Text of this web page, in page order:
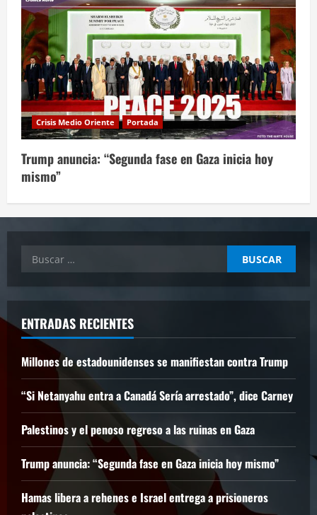
Crisis Medio Oriente Portada
Trump anuncia: “Segunda fase en Gaza inicia hoy
mismo”
Buscar:
ENTRADAS RECIENTES
Millones de estadounidenses se manifiestan contra Trump
“Si Netanyahu entra a Canadá Sería arrestado”, dice Carney
Palestinos y el penoso regreso a las ruinas en Gaza
Trump anuncia: “Segunda fase en Gaza inicia hoy mismo”
Hamas libera a rehenes e Israel entrega a prisioneros